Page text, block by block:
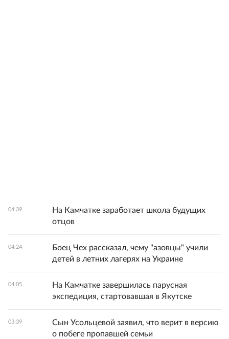
04:39
На Камчатке заработает школа будущих
отцов
04:24
Боец Чех рассказал, чему "азовцы" учили
детей в летних лагерях на Украине
04:05
На Камчатке завершилась парусная
экспедиция, стартовавшая в Якутске
03:39
Сын Усольцевой заявил, что верит в версию
о побеге пропавшей семьи